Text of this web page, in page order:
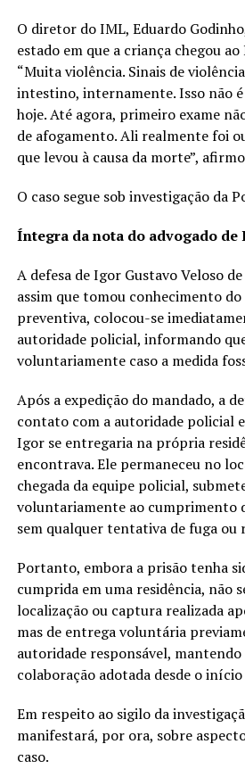
O diretor do IML, Eduardo
estado em que a criança chegou
“Muita violência. Sinais de
intestino, internamente. Isso não é
hoje. Até agora, primeiro exame
de afogamento. Ali realmente foi
que levou à causa da morte”,
O caso segue sob investigação da
Íntegra da nota do advogado de
A defesa de Igor Gustavo Veloso
assim que tomou conhecimento
preventiva, colocou-se
autoridade policial, informando
voluntariamente caso a medida
Após a expedição do mandado, a
contato com a autoridade policial
Igor se entregaria na própria
encontrava. Ele permaneceu no
chegada da equipe policial,
voluntariamente ao cumprimento
sem qualquer tentativa de fuga ou
Portanto, embora a prisão tenha
cumprida em uma residência, não
localização ou captura realizada
mas de entrega voluntária
autoridade responsável,
colaboração adotada desde o
Em respeito ao sigilo da
manifestará, por ora, sobre
caso.